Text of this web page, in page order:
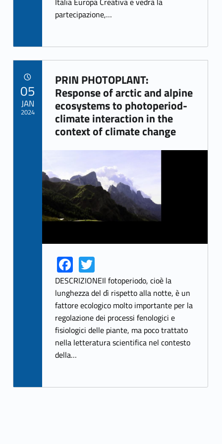
partecipazione,…
Link identifier archive #link-archive-97828
PRIN PHOTOPLANT:
Response of arctic and alpine
ecosystems to photoperiod-
climate interaction in the
context of climate change
Link identifier share facebook archive #share-link-archive-68886Fa
ce
b
o
o
k
Link identifier share twitter archive #share-link-archive-55180T
w
itt
er
DESCRIZIONEIl fotoperiodo, cioè la
lunghezza del dì rispetto alla notte, è un
fattore ecologico molto importante per la
regolazione dei processi fenologici e
fisiologici delle piante, ma poco trattato
nella letteratura scientifica nel contesto
della…
05
JAN
2024